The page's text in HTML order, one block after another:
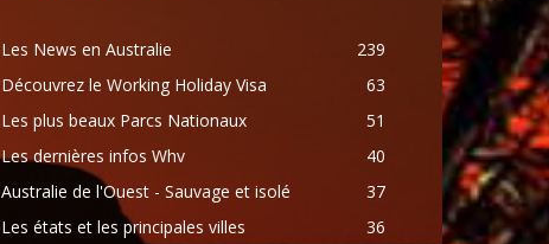
Les News en Australie
239
Découvrez le Working Holiday Visa
63
Les plus beaux Parcs Nationaux
51
Les dernières infos Whv
40
Australie de l'Ouest - Sauvage et isolé
37
Les états et les principales villes
36